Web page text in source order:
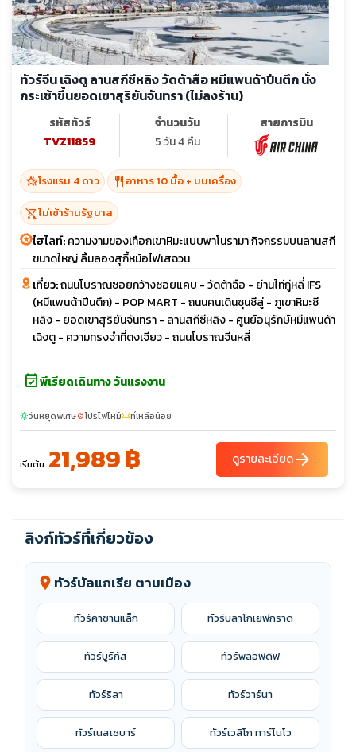
ทัวร์จีน เฉิงตู ลานสกีซีหลิง วัดต้าสือ หมีแพนด้าปีนตึก นั่ง
กระเช้าขึ้นยอดเขาสุริยันจันทรา (ไม่ลงร้าน)
รหัสทัวร์
TVZ11859
จำนวนวัน
5 วัน 4 คืน
สายการบิน
hotel_classโรงแรม 4 ดาว restaurant อาหาร 10 มื้อ + บนเครื่อง
shopping_cart_offไม่เข้าร้านรัฐบาล
ไฮไลท์:ความงามของเทือกเขาหิมะแบบพาโนรามา กิจกรรมบนลานสกี
ขนาดใหญ่ ลิ้มลองสุกี้หม้อไฟเสฉวน
เที่ยว:ถนนโบราณซอยกว้างซอยแคบ - วัดต้าฉือ - ย่านไท่กู่หลี่ IFS
(หมีแพนด้าปีนตึก) - POP MART - ถนนคนเดินซุนซีลู่ - ภูเขาหิมะซี
หลิง - ยอดเขาสุริยันจันทรา - ลานสกีซีหลิง - ศูนย์อนุรักษ์หมีแพนด้า
เฉิงตู - ความทรงจำที่ตงเจียว - ถนนโบราณจีนหลี่
event_availableพีเรียดเดินทาง วันแรงงาน
sunnyวันหยุดพิเศษlocal_fire_departmentโปรไฟไหม้confirmation_numberที่เหลือน้อย
เริ่มต้น 21,989 ฿ ดูรายละเอียดarrow_forward
ลิงก์ทัวร์ที่เกี่ยวข้อง
location_on ทัวร์บัลแกเรีย ตามเมือง
ทัวร์คาซานแล็ก ทัวร์บลาโกเยฟกราด
ทัวร์บูร์กัส ทัวร์พลอฟดิฟ
ทัวร์ริลา ทัวร์วาร์นา
ทัวร์เนสเซบาร์ ทัวร์เวลิโก ทาร์โนโว